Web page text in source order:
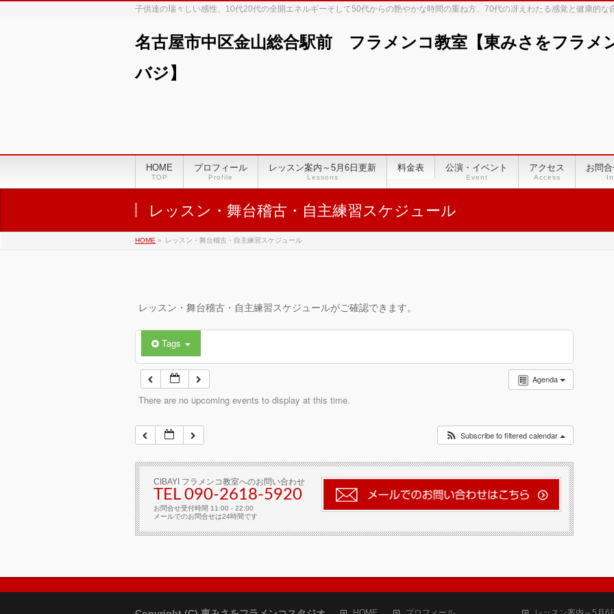
子供達の瑞々しい感性、10代20代の全開エネルギーそして50代からの艶やかな時間の重ね方、70代の冴えわたる感覚と健康的な
名古屋市中区金山総合駅前 フラメンコ教室【東みさをフラメ
バジ】
HOME
TOP
プロフィール
Profile
レッスン案内～5月6日更新
Lessons
料金表 公演・イベント
Event
アクセス
Access
お問
レッスン・舞台稽古・自主練習スケジュール
HOME » レッスン・舞台稽古・自主練習スケジュール
レッスン・舞台稽古・自主練習スケジュールがご確認できます。
Tags
Agenda
There are no upcoming events to display at this time.
Subscribe to filtered calendar
CIBAYI フラメンコ教室へのお問い合わせ
TEL 090-2618‐5920
お問合せ受付時間 11:00 - 22:00
メールでのお問合せは24時間です